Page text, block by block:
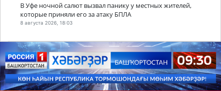
В Уфе ночной салют вызвал панику у местных жителей,
которые приняли его за атаку БПЛА
8 августа 2026, 18:03